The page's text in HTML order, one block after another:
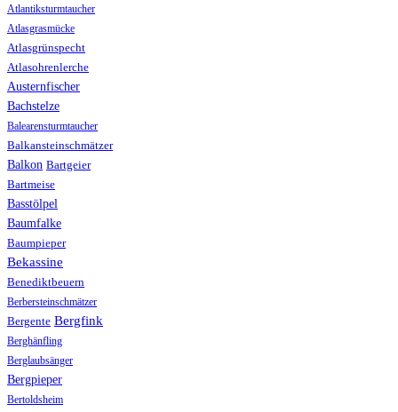
Atlantiksturmtaucher
Atlasgrasmücke
Atlasgrünspecht
Atlasohrenlerche
Austernfischer
Bachstelze
Balearensturmtaucher
Balkansteinschmätzer
Balkon Bartgeier
Bartmeise
Basstölpel
Baumfalke
Baumpieper
Bekassine
Benediktbeuern
Berbersteinschmätzer
Bergente Bergfink
Berghänfling
Berglaubsänger
Bergpieper
Bertoldsheim